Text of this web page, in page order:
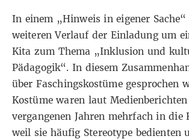
In einem „Hinweis in eigener
weiteren Verlauf der Einladung um
Kita zum Thema „Inklusion und
Pädagogik“. In diesem
über Faschingskostüme gesprochen
Kostüme waren laut Medienberichten
vergangenen Jahren mehrfach in die
weil sie häufig Stereotype bedienten